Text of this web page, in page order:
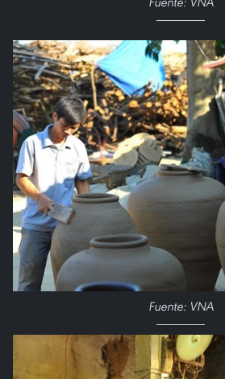
Fuente: VNA